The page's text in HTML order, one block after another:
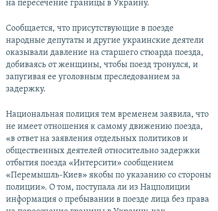
на пересечение границы в Украину.
Сообщается, что присутствующие в поезде
народные депутаты и другие украинские деятели
оказывали давление на старшего стюарда поезда,
добиваясь от женщины, чтобы поезд тронулся, и
запугивая ее уголовным преследованием за
задержку.
Национальная полиция тем временем заявила, что
не имеет отношения к самому движению поезда,
«в ответ на заявления отдельных политиков и
общественных деятелей относительно задержки
отбытия поезда «Интерсити» сообщением
«Перемышль-Киев» якобы по указанию со стороны
полиции». О том, поступала ли из Нацполиции
информация о пребывании в поезде лица без права